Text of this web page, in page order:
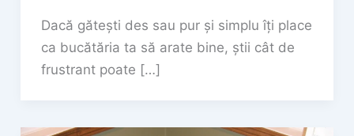
Dacă gătești des sau pur și simplu îți place
ca bucătăria ta să arate bine, știi cât de
frustrant poate […]